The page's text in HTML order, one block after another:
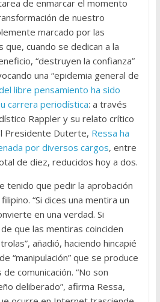
de enmarcar el momento
de nuestro
marcado por las
cuando se dedican a la
“destruyen la confianza”
una “epidemia general de
libre pensamiento ha sido
carrera periodística: a través
Rappler y su relato crítico
Presidente Duterte, Ressa ha
por diversos cargos, entre
de diez, reducidos hoy a dos.
tenido que pedir la aprobación
“Si dices una mentira un
en una verdad. Si
que las mentiras coinciden
añadió, haciendo hincapié
“manipulación” que se produce
comunicación. “No son
deliberado”, afirma Ressa,